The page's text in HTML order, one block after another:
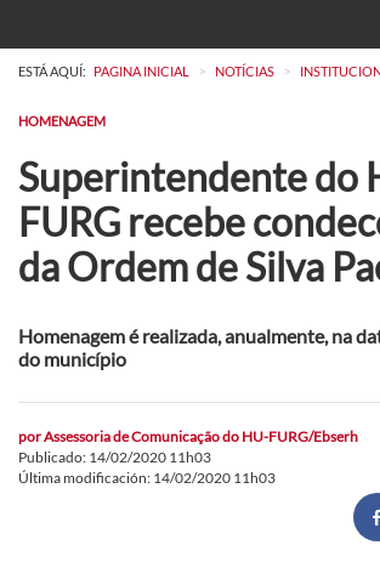
ESTÁ AQUÍ: PAGINA INICIAL > NOTÍCIAS >
HOMENAGEM
Superintendente do
FURG recebe
da Ordem de Silva
Homenagem é realizada, anualmente, na
do município
porAssessoria de Comunicação do HU-FURG/Ebserh
Publicado: 14/02/2020 11h03
Última modificación: 14/02/2020 11h03